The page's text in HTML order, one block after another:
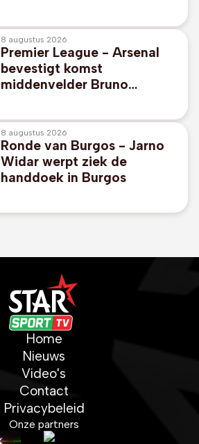
8 augustus 2026
Premier League - Arsenal
bevestigt komst
middenvelder Bruno
8 augustus 2026
Ronde van Burgos - Jarno
Widar werpt ziek de
handdoek in Burgos
Home
Nieuws
Video's
Contact
Privacybeleid
Onze partners